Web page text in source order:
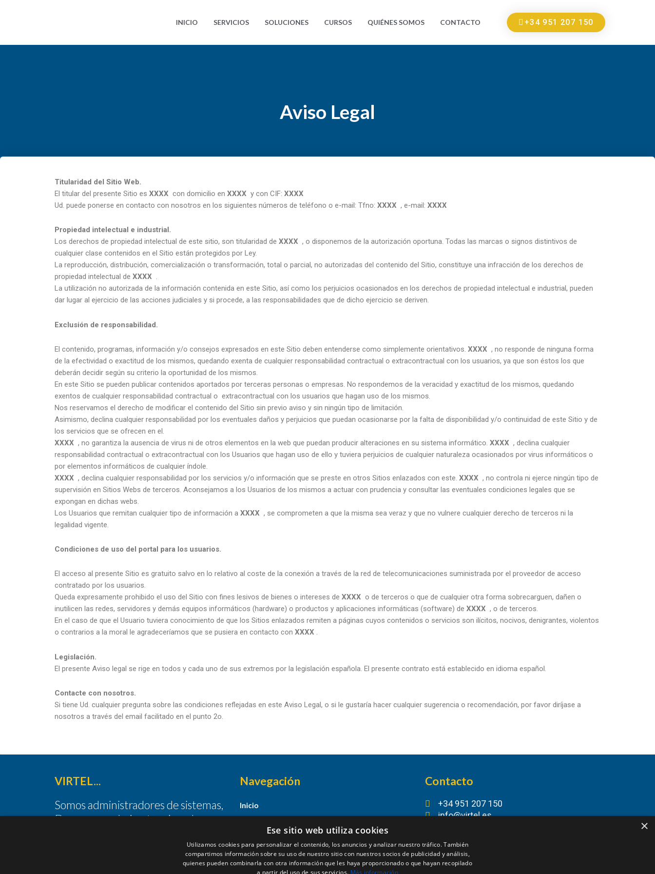
INICIO SERVICIOS SOLUCIONES CURSOS QUIÉNES SOMOS CONTACTO +34 951 207 150
Aviso Legal
Titularidad del Sitio Web.
El titular del presente Sitio es XXXX con domicilio en XXXX y con CIF: XXXX
Ud. puede ponerse en contacto con nosotros en los siguientes números de teléfono o e-mail: Tfno: XXXX , e-mail: XXXX
Propiedad intelectual e industrial.
Los derechos de propiedad intelectual de este sitio, son titularidad de XXXX , o disponemos de la autorización oportuna. Todas las marcas o signos distintivos de
cualquier clase contenidos en el Sitio están protegidos por Ley.
La reproducción, distribución, comercialización o transformación, total o parcial, no autorizadas del contenido del Sitio, constituye una infracción de los derechos de
propiedad intelectual de XXXX .
La utilización no autorizada de la información contenida en este Sitio, así como los perjuicios ocasionados en los derechos de propiedad intelectual e industrial, pueden
dar lugar al ejercicio de las acciones judiciales y si procede, a las responsabilidades que de dicho ejercicio se deriven.
Exclusión de responsabilidad.
El contenido, programas, información y/o consejos expresados en este Sitio deben entenderse como simplemente orientativos. XXXX , no responde de ninguna forma
de la efectividad o exactitud de los mismos, quedando exenta de cualquier responsabilidad contractual o extracontractual con los usuarios, ya que son éstos los que
deberán decidir según su criterio la oportunidad de los mismos.
En este Sitio se pueden publicar contenidos aportados por terceras personas o empresas. No respondemos de la veracidad y exactitud de los mismos, quedando
exentos de cualquier responsabilidad contractual o extracontractual con los usuarios que hagan uso de los mismos.
Nos reservamos el derecho de modificar el contenido del Sitio sin previo aviso y sin ningún tipo de limitación.
Asimismo, declina cualquier responsabilidad por los eventuales daños y perjuicios que puedan ocasionarse por la falta de disponibilidad y/o continuidad de este Sitio y de
los servicios que se ofrecen en el.
XXXX , no garantiza la ausencia de virus ni de otros elementos en la web que puedan producir alteraciones en su sistema informático. XXXX , declina cualquier
responsabilidad contractual o extracontractual con los Usuarios que hagan uso de ello y tuviera perjuicios de cualquier naturaleza ocasionados por virus informáticos o
por elementos informáticos de cualquier índole.
XXXX , declina cualquier responsabilidad por los servicios y/o información que se preste en otros Sitios enlazados con este. XXXX , no controla ni ejerce ningún tipo de
supervisión en Sitios Webs de terceros. Aconsejamos a los Usuarios de los mismos a actuar con prudencia y consultar las eventuales condiciones legales que se
expongan en dichas webs.
Los Usuarios que remitan cualquier tipo de información a XXXX , se comprometen a que la misma sea veraz y que no vulnere cualquier derecho de terceros ni la
legalidad vigente.
Condiciones de uso del portal para los usuarios.
El acceso al presente Sitio es gratuito salvo en lo relativo al coste de la conexión a través de la red de telecomunicaciones suministrada por el proveedor de acceso
contratado por los usuarios.
Queda expresamente prohibido el uso del Sitio con fines lesivos de bienes o intereses de XXXX o de terceros o que de cualquier otra forma sobrecarguen, dañen o
inutilicen las redes, servidores y demás equipos informáticos (hardware) o productos y aplicaciones informáticas (software) de XXXX , o de terceros.
En el caso de que el Usuario tuviera conocimiento de que los Sitios enlazados remiten a páginas cuyos contenidos o servicios son ilícitos, nocivos, denigrantes, violentos
o contrarios a la moral le agradeceríamos que se pusiera en contacto con XXXX .
Legislación.
El presente Aviso legal se rige en todos y cada uno de sus extremos por la legislación española. El presente contrato está establecido en idioma español.
Contacte con nosotros.
Si tiene Ud. cualquier pregunta sobre las condiciones reflejadas en este Aviso Legal, o si le gustaría hacer cualquier sugerencia o recomendación, por favor diríjase a
nosotros a través del email facilitado en el punto 2o.
VIRTEL...
Somos administradores de sistemas,
Devops, sysadmins, tecnicos de
Navegación
Inicio
Soluciones
Cursos
Quiénes Somos
Contacto
+34 951 207 150
info@virtel.es
×
Ese sitio web utiliza cookies
Utilizamos cookies para personalizar el contenido, los anuncios y analizar nuestro tráfico. También
compartimos información sobre su uso de nuestro sitio con nuestros socios de publicidad y análisis,
quienes pueden combinarla con otra información que les haya proporcionado o que hayan recopilado
a partir del uso de sus servicios. Más información